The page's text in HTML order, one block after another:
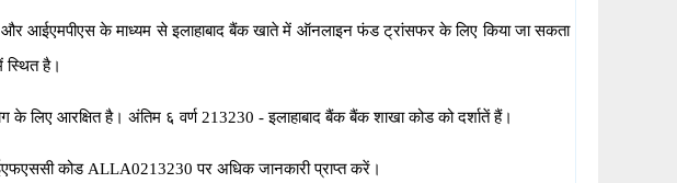
आईएमपीएस के माध्यम से इलाहाबाद बैंक खाते में ऑनलाइन फंड ट्रांसफर के लिए किया जा सकता
स्थित है।
लिए आरक्षित है। अंतिम ६ वर्ण 213230 - इलाहाबाद बैंक बैंक शाखा कोड को दर्शातें हैं।
कोड ALLA0213230 पर अधिक जानकारी प्राप्त करें।